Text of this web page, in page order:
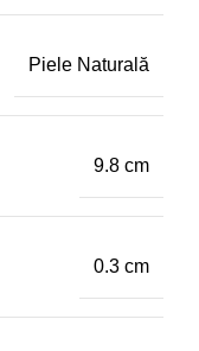
Piele Naturală
9.8 cm
0.3 cm